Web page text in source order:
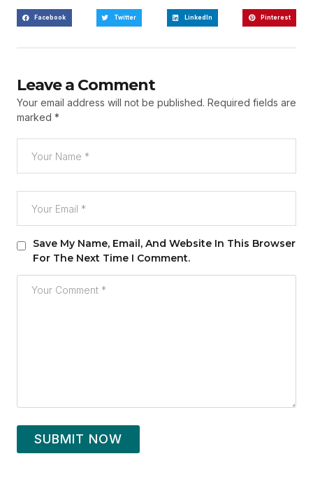
Facebook Twitter LinkedIn Pinterest
Leave a Comment
Your email address will not be published. Required fields are
marked *
Save My Name, Email, And Website In This Browser
For The Next Time I Comment.
SUBMIT NOW